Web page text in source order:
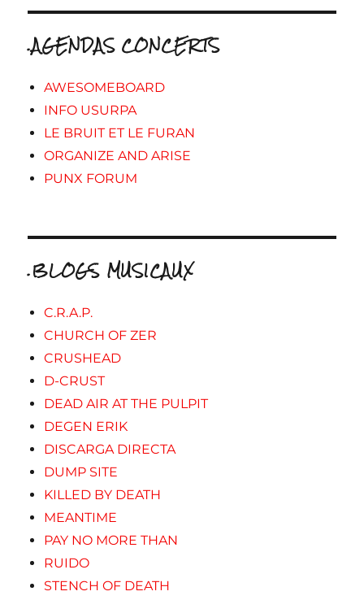
.AGENDAS CONCERTS
AWESOMEBOARD
INFO USURPA
LE BRUIT ET LE FURAN
ORGANIZE AND ARISE
PUNX FORUM
.BLOGS MUSICAUX
C.R.A.P.
CHURCH OF ZER
CRUSHEAD
D-CRUST
DEAD AIR AT THE PULPIT
DEGEN ERIK
DISCARGA DIRECTA
DUMP SITE
KILLED BY DEATH
MEANTIME
PAY NO MORE THAN
RUIDO
STENCH OF DEATH